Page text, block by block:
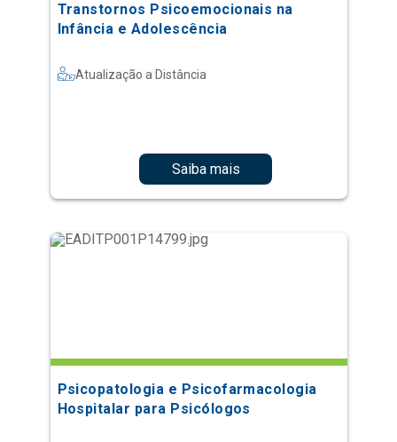
Transtornos Psicoemocionais na
Infância e Adolescência
Atualização a Distância
Saiba mais
Psicopatologia e Psicofarmacologia
Hospitalar para Psicólogos